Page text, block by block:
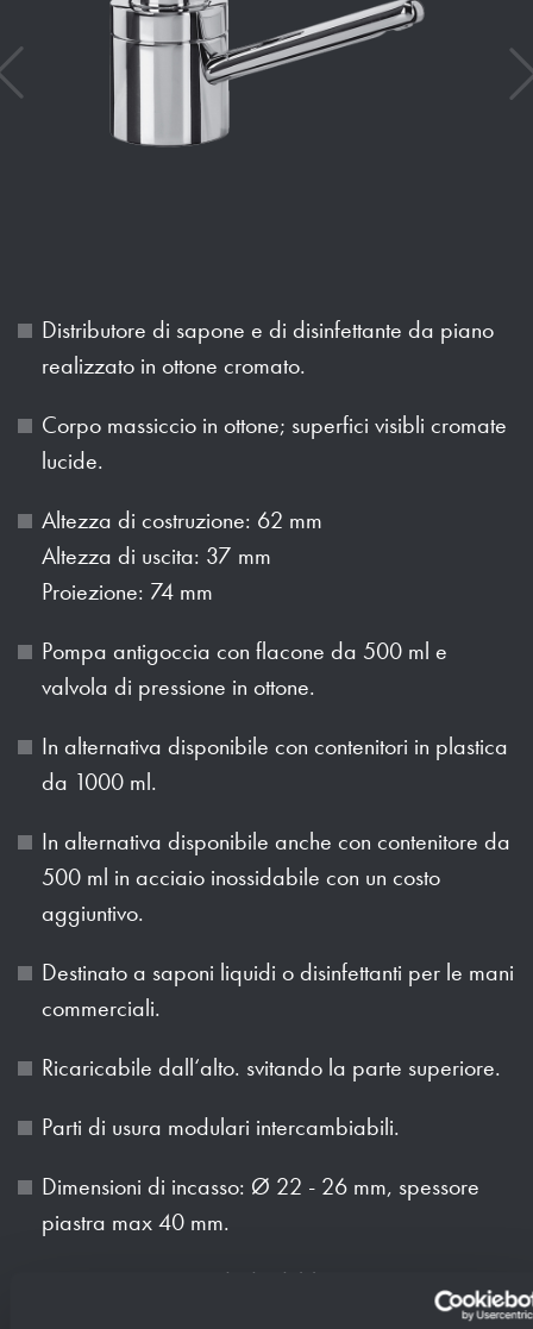
Distributore di sapone e di disinfettante da piano
realizzato in ottone cromato.
Corpo massiccio in ottone; superfici visibli cromate
lucide.
Altezza di costruzione: 62 mm
Altezza di uscita: 37 mm
Proiezione: 74 mm
Pompa antigoccia con flacone da 500 ml e
valvola di pressione in ottone.
In alternativa disponibile con contenitori in plastica
da 1000 ml.
In alternativa disponibile anche con contenitore da
500 ml in acciaio inossidabile con un costo
aggiuntivo.
Destinato a saponi liquidi o disinfettanti per le mani
commerciali.
Ricaricabile dall‘alto. svitando la parte superiore.
Parti di usura modulari intercambiabili.
Dimensioni di incasso: Ø 22 - 26 mm, spessore
piastra max 40 mm.
Montaggio con un dado di bloccaggio.